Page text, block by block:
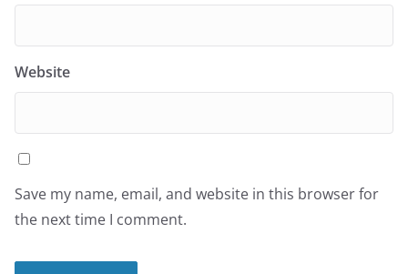
Website
Save my name, email, and website in this browser for
the next time I comment.